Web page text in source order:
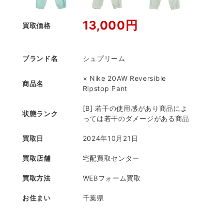
買取価格 13,000円
ブランド名 シュプリーム
商品名
× Nike 20AW Reversible
Ripstop Pant
状態ランク
[B] 若干の使用感があり商品によ
っては若干のダメージがある商品
買取日 2024年10月21日
買取店舗 宅配買取センター
買取方法 WEBフォーム買取
お住まい 千葉県